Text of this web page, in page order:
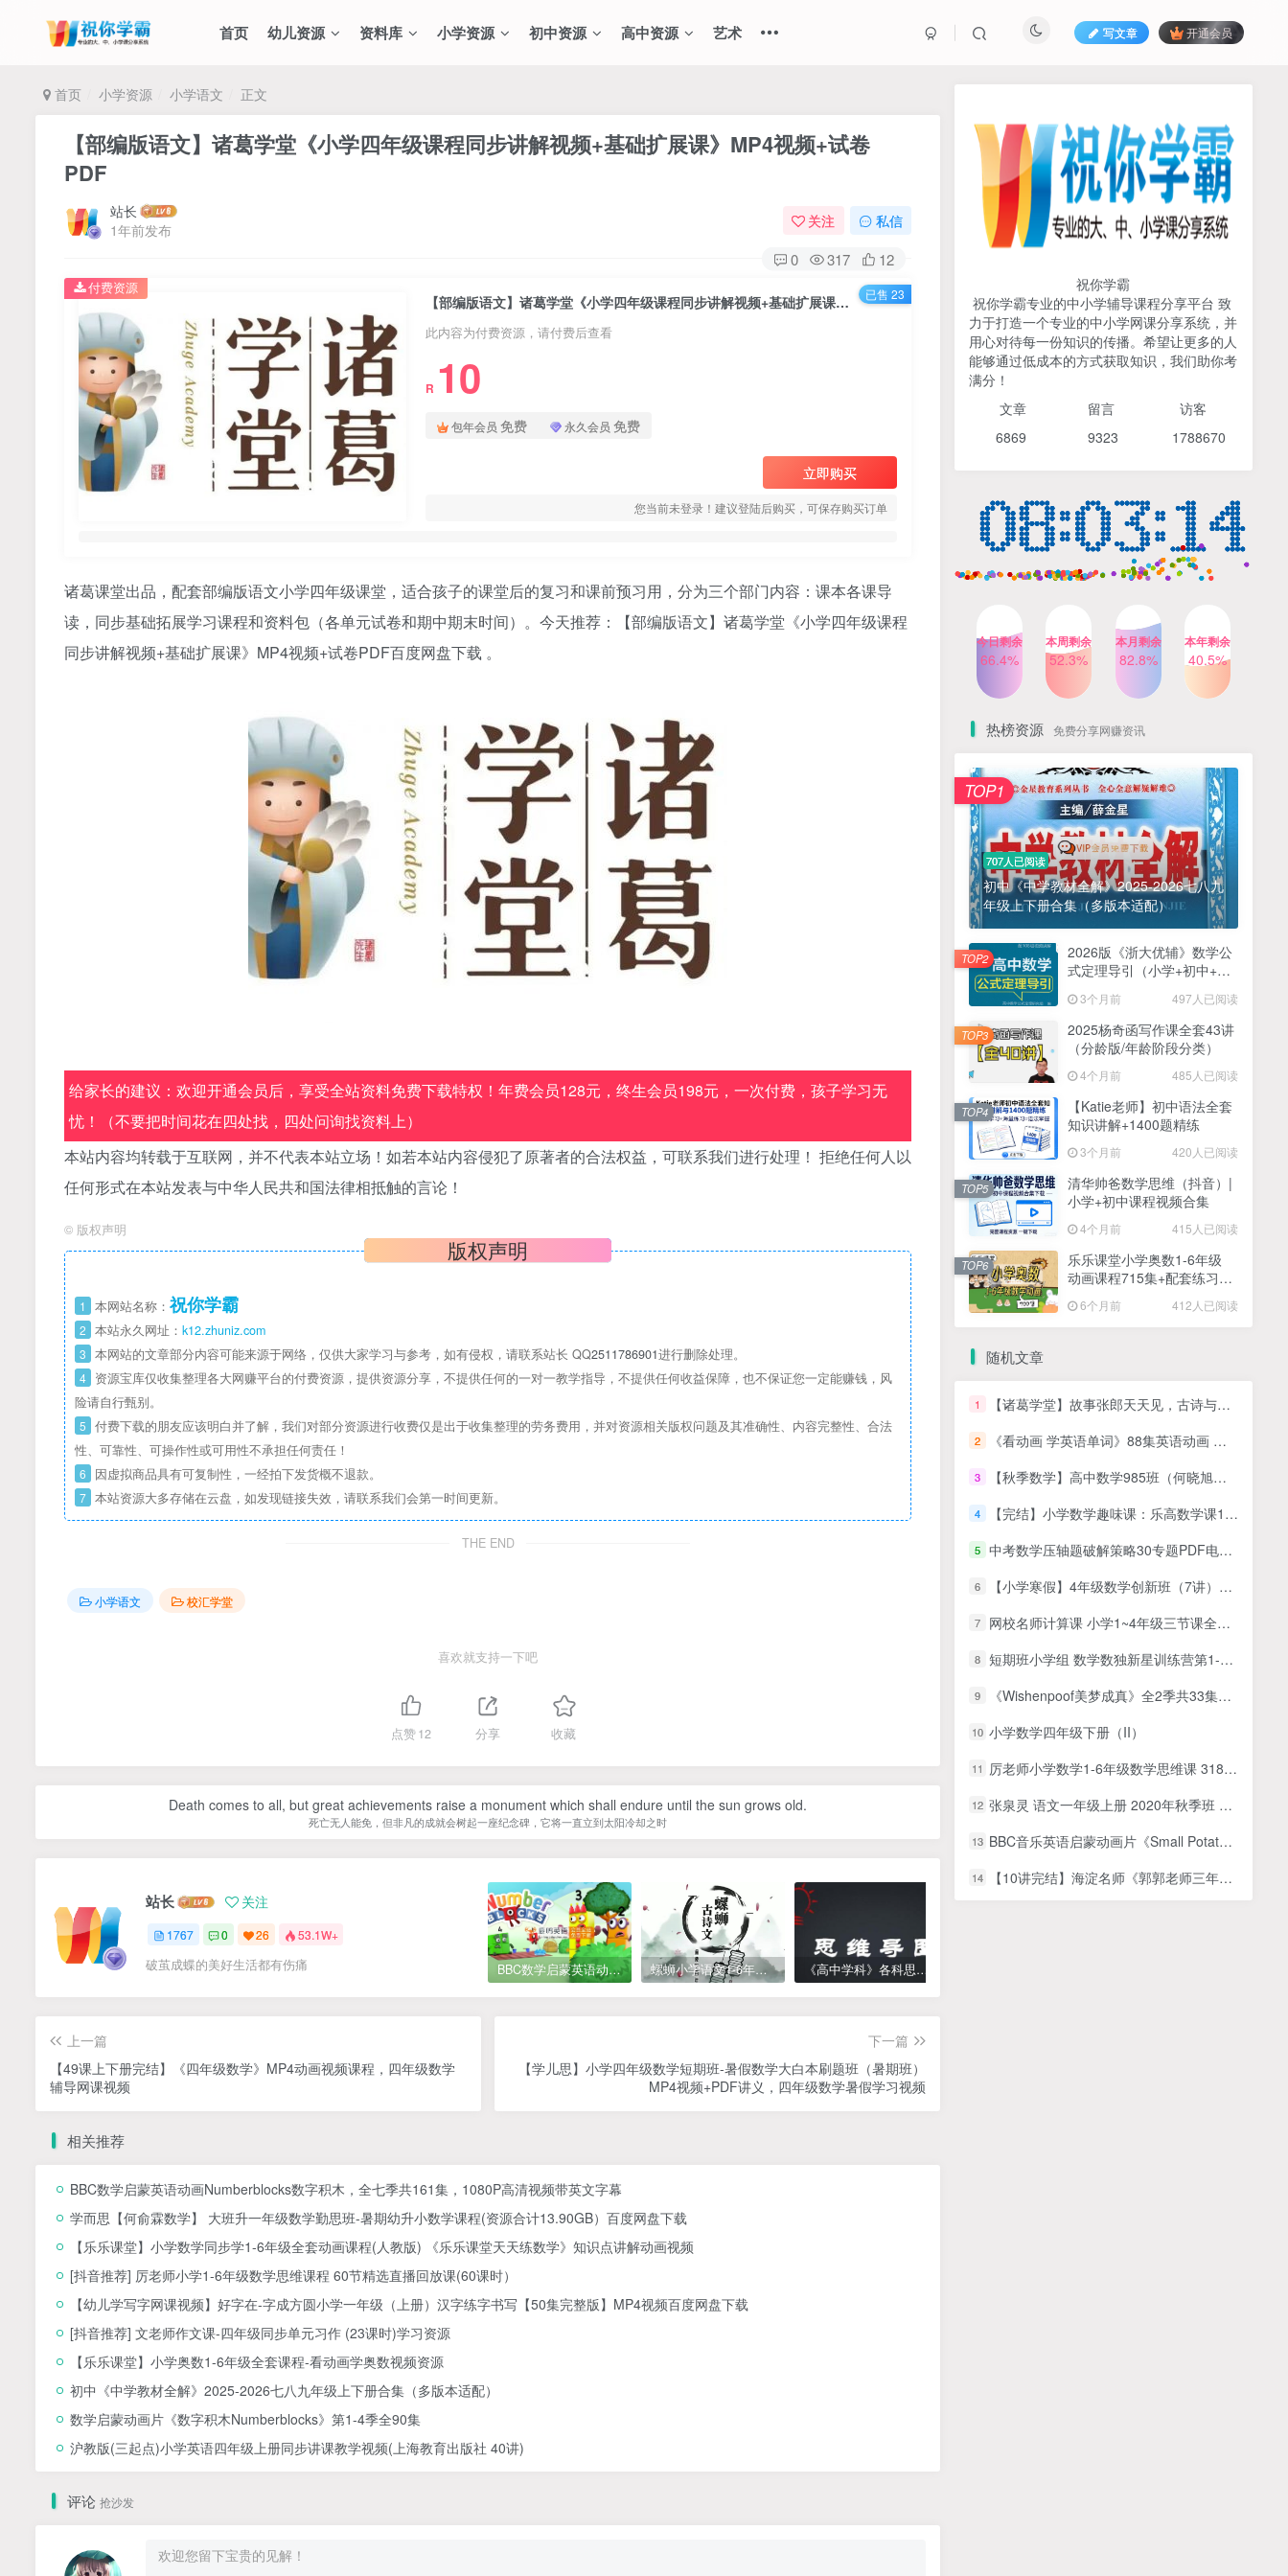
首页 幼儿资源 资料库 小学资源 初中资源 高中资源 艺术 写文章 开通会员
首页 小学资源 小学语文 正文
【部编版语文】诸葛学堂《小学四年级课程同步讲解视频+基础扩展课》MP4视频+试卷
PDF
站长
1年前发布
关注 私信
0 317 12
【部编版语文】诸葛学堂《小学四年级课程同步讲解视频+基础扩展课》MP4视频+试卷PDF
此内容为付费资源，请付费后查看
R 10
包年会员 免费 永久会员 免费
立即购买
您当前未登录！建议登陆后购买，可保存购买订单
付费资源 已售 23
诸葛课堂出品，配套部编版语文小学四年级课堂，适合孩子的课堂后的复习和课前预习用，分为三个部门内容：课本各课导
读，同步基础拓展学习课程和资料包（各单元试卷和期中期末时间）。今天推荐：【部编版语文】 诸葛学堂 《小学四年级课程
同步讲解视频+基础扩展课》MP4视频+试卷PDF百度网盘下载 。
给家长的建议：欢迎开通会员后，享受全站资料免费下载特权！年费会员128元，终生会员198元，一次付费，孩子学习无
忧！（不要把时间花在四处找，四处问询找资料上）
本站内容均转载于互联网，并不代表本站立场！如若本站内容侵犯了原著者的合法权益，可联系我们进行处理！ 拒绝任何人以
任何形式在本站发表与中华人民共和国法律相抵触的言论！
© 版权声明
版权声明
1 本网站名称： 祝你学霸
2 本站永久网址： k12.zhuniz.com
3 本网站的文章部分内容可能来源于网络，仅供大家学习与参考，如有侵权，请联系站长 QQ2511786901进行删除处理。
4 资源宝库仅收集整理各大网赚平台的付费资源，提供资源分享，不提供任何的一对一教学指导，不提供任何收益保障，也不保证您一定能赚钱，风
险请自行甄别。
5 付费下载的朋友应该明白并了解，我们对部分资源进行收费仅是出于收集整理的劳务费用，并对资源相关版权问题及其准确性、内容完整性、合法
性、可靠性、可操作性或可用性不承担任何责任！
6 因虚拟商品具有可复制性，一经拍下发货概不退款。
7 本站资源大多存储在云盘，如发现链接失效，请联系我们会第一时间更新。
THE END
小学语文 校汇学堂
喜欢就支持一下吧
点赞12 分享 收藏
Death comes to all, but great achievements raise a monument which shall endure until the sun grows old.
死亡无人能免，但非凡的成就会树起一座纪念碑，它将一直立到太阳冷却之时
站长 关注
1767 0 26 53.1W+
破茧成蝶的美好生活都有伤痛 BBC数学启蒙英语动画Numberblocks数字积木，全七季共161集，1080P高清视频带英文字幕 螺蛳小学语文1-6年级《小学古诗文》课程视频 《高中学科》各科思维导图
上一篇
【49课上下册完结】《四年级数学》MP4动画视频课程，四年级数学
辅导网课视频
下一篇
【学儿思】小学四年级数学短期班-暑假数学大白本刷题班（暑期班）
MP4视频+PDF讲义，四年级数学暑假学习视频
相关推荐
BBC数学启蒙英语动画Numberblocks数字积木，全七季共161集，1080P高清视频带英文字幕
学而思【何俞霖数学】 大班升一年级数学勤思班-暑期幼升小数学课程(资源合计13.90GB）百度网盘下载
【乐乐课堂】小学数学同步学1-6年级全套动画课程(人教版) 《乐乐课堂天天练数学》知识点讲解动画视频
[抖音推荐] 厉老师小学1-6年级数学思维课程 60节精选直播回放课(60课时）
【幼儿学写字网课视频】好字在-字成方圆小学一年级（上册）汉字练字书写【50集完整版】MP4视频百度网盘下载
[抖音推荐] 文老师作文课-四年级同步单元习作 (23课时)学习资源
【乐乐课堂】小学奥数1-6年级全套课程-看动画学奥数视频资源
初中《中学教材全解》2025-2026七八九年级上下册合集（多版本适配）
数学启蒙动画片《数字积木Numberblocks》第1-4季全90集
沪教版(三起点)小学英语四年级上册同步讲课教学视频(上海教育出版社 40讲)
评论 抢沙发
707人已阅读
初中《中学教材全解》2025-2026七八九
TOP1
2026版《浙大优辅》数学公
式定理导引（小学+初中+高
中全套）PDF
3个月前 497人已阅读
TOP2
（分龄版/年龄阶段分类）
4个月前 485人已阅读
3个月前 420人已阅读
清华帅爸数学思维（抖音）|
小学+初中课程视频合集
乐乐课堂小学奥数1-6年级
动画课程715集+配套练习册
高清PDF
6个月前 412人已阅读
祝你学霸
祝你学霸专业的中小学辅导课程分享平台 致
力于打造一个专业的中小学网课分享系统，并
用心对待每一份知识的传播。希望让更多的人
能够通过低成本的方式获取知识，我们助你考
满分！
文章 留言 访客
6869 9323 1788670
今日剩余
66.4%
本周剩余
52.3%
本月剩余
82.8%
本年剩余
40.5%
热榜资源 免费分享网赚资讯
707人已阅读
初中《中学教材全解》2025-2026七八九
年级上下册合集（多版本适配）
TOP1
2026版《浙大优辅》数学公
式定理导引（小学+初中+高
3个月前 497人已阅读
TOP2
2025杨奇函写作课全套43讲
（分龄版/年龄阶段分类）
4个月前 485人已阅读
TOP3
【Katie老师】初中语法全套
知识讲解+1400题精练
3个月前 420人已阅读
TOP4
清华帅爸数学思维（抖音）|
小学+初中课程视频合集
4个月前 415人已阅读
TOP5
乐乐课堂小学奥数1-6年级
动画课程715集+配套练习册
6个月前 412人已阅读
TOP6
随机文章
1 【诸葛学堂】故事张郎天天见，古诗与阅读天天练（1-3年级及学前）(资源合计14.38GB）百度网盘下载
2 《看动画 学英语单词》88集英语动画 孩子的词汇量暴涨1000+
3 【秋季数学】高中数学985班（何晓旭）名师讲座
4 【完结】小学数学趣味课：乐高数学课15课全，（小学趣味数学教学课视频）
5 中考数学压轴题破解策略30专题PDF电子版文档
6 【小学寒假】4年级数学创新班（7讲）王睿
7 网校名师计算课 小学1~4年级三节课全算对
8 短期班小学组 数学数独新星训练营第1-4阶
9 《Wishenpoof美梦成真》全2季共33集，英语高清动画片带英文字幕，百度网盘下载！
10 小学数学四年级下册（II）
11 厉老师小学数学1-6年级数学思维课 318讲带讲义练习题
12 张泉灵 语文一年级上册 2020年秋季班 百度网盘下载
13 BBC音乐英语启蒙动画片《Small Potatoes爱唱歌的小土豆》全26集，1080P高清视频带英文字幕，
14 【10讲完结】海淀名师《郭郭老师三年级阅读理解》十周特训班网课MP4视频课程+PDF文档